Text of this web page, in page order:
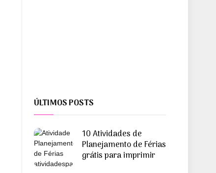
ÚLTIMOS POSTS
10 Atividades de
Planejamento de Férias
grátis para imprimir